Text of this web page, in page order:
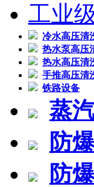
工业
冷水高压清
热水泵高压
热水高压清
手推高压清
铁路设备
蒸
防
防